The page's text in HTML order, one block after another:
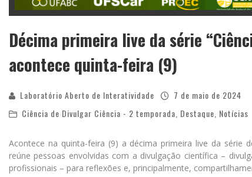
Décima primeira live da série
acontece quinta-feira (9)
Laboratório Aberto de Interatividade
7 de maio de 2024
Ciência de Divulgar Ciência - 2 temporada, Destaque, Notícias
Acontece na quinta-feira (9) a décima primeira live da série
reúne pessoas envolvidas com a divulgação científica –
profissionais – para reflexões e, principalmente,